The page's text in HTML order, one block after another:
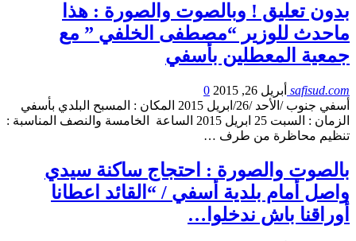
بدون تعليق ! وبالصوت والصورة : هذا
ماحدث للوزير “مصطفى الخلفي ” مع
جمعية المعطلين بأسفي
safisud.com أبريل 26, 2015
0
أسفي جنوب /الأحد /26/ابريل 2015 المكان : المسبح البلدي بأسفي
الزمان : السبت 25 ابريل 2015 الساعة الخامسة والنصف المناسبة :
تنظيم محاظرة من طرف …
بالصوت والصورة : احتجاج ساكنة سيدي
واصل أمام بلدية أسفي / “القائد اعطانا
أوراقنا باش ندخلوا…